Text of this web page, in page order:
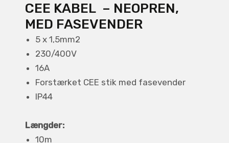
CEE KABEL – NEOPREN,
MED FASEVENDER
5 x 1,5mm2
230/400V
16A
Forstærket CEE stik med fasevender
IP44
Længder:
10m